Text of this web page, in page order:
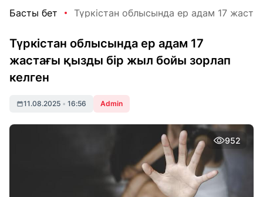
Басты бет Түркістан облысында ер адам 17
Түркістан облысында ер адам 17
жастағы қызды бір жыл бойы зорлап
келген
11.08.2025 • 16:56 Admin
952